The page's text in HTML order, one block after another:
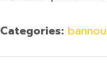
Categories: